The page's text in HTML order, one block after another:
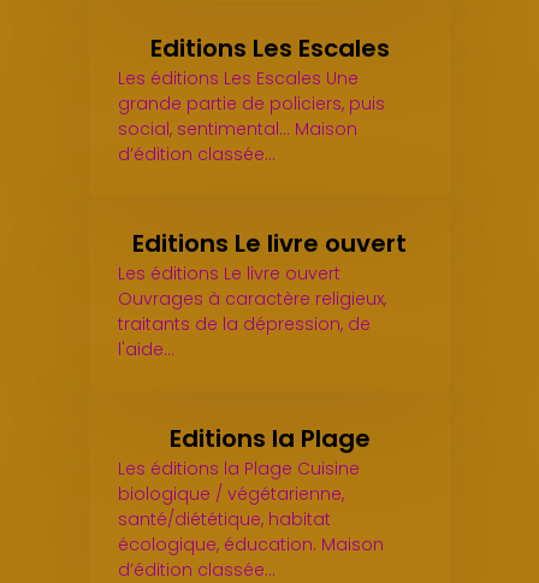
Editions Les Escales
Les éditions Les Escales Une
grande partie de policiers, puis
social, sentimental... Maison
d’édition classée…
Editions Le livre ouvert
Les éditions Le livre ouvert
Ouvrages à caractère religieux,
traitants de la dépression, de
l'aide…
Editions la Plage
Les éditions la Plage Cuisine
biologique / végétarienne,
santé/diététique, habitat
écologique, éducation. Maison
d’édition classée…